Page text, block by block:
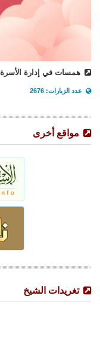
همسات في إدارة الأسرة
عدد الزيارات: 2676
مواقع أخرى
تغريدات الشيخ